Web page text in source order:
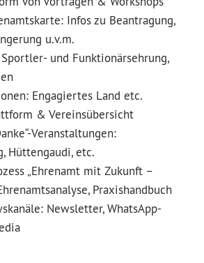
Infos zu Beantragung,
u.v.m.
und Funktionärsehrung,
Engagiertes Land etc.
& Vereinsübersicht
Veranstaltungen:
Hüttengaudi, etc.
„Ehrenamt mit Zukunft –
Praxishandbuch
Newsletter, WhatsApp-